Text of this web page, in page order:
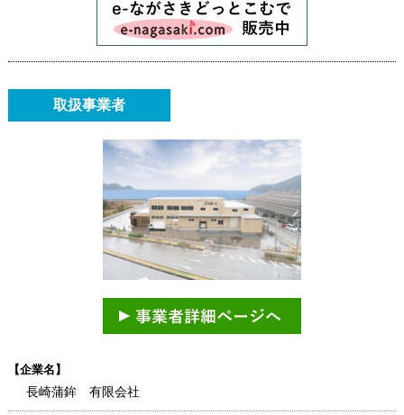
取扱事業者
【企業名】
長崎蒲鉾 有限会社